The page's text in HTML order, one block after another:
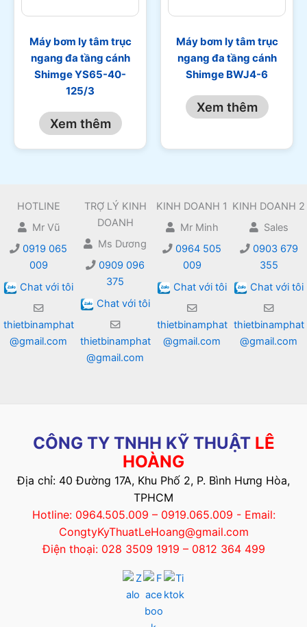
Máy bơm ly tâm trục
ngang đa tầng cánh
Shimge YS65-40-
125/3
Xem thêm
Máy bơm ly tâm trục
ngang đa tầng cánh
Shimge BWJ4-6
Xem thêm
HOTLINE
Mr Vũ
0919 065
009
Chat với tôi
thietbinamphat
@gmail.com
TRỢ LÝ KINH
DOANH
Ms Dương
0909 096
375
Chat với tôi
thietbinamphat
@gmail.com
KINH DOANH 1
Mr Minh
0964 505
009
Chat với tôi
thietbinamphat
@gmail.com
KINH DOANH 2
Sales
0903 679
355
Chat với tôi
thietbinamphat
@gmail.com
CÔNG TY TNHH KỸ THUẬT LÊ
HOÀNG
Địa chỉ: 40 Đường 17A, Khu Phố 2, P. Bình Hưng Hòa,
TPHCM
Hotline: 0964.505.009 – 0919.065.009 - Email:
CongtyKyThuatLeHoang@gmail.com
Điện thoại: 028 3509 1919 – 0812 364 499